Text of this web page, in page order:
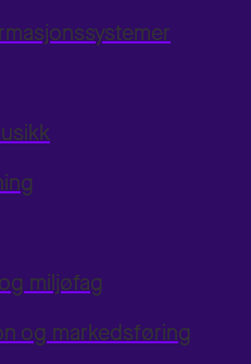
miljøfag
og markedsføring